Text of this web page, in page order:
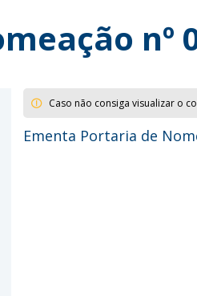
nº
Caso não consiga visualizar o
Ementa Portaria de